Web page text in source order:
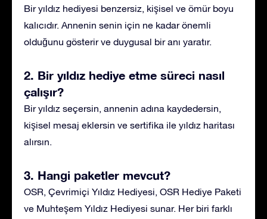
Bir yıldız hediyesi benzersiz, kişisel ve ömür boyu
kalıcıdır. Annenin senin için ne kadar önemli
olduğunu gösterir ve duygusal bir anı yaratır.
2. Bir yıldız hediye etme süreci nasıl
çalışır?
Bir yıldız seçersin, annenin adına kaydedersin,
kişisel mesaj eklersin ve sertifika ile yıldız haritası
alırsın.
3. Hangi paketler mevcut?
OSR, Çevrimiçi Yıldız Hediyesi, OSR Hediye Paketi
ve Muhteşem Yıldız Hediyesi sunar. Her biri farklı